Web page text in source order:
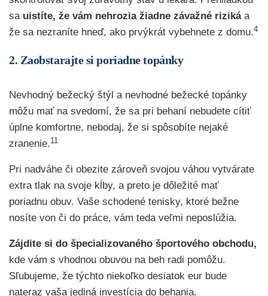
sa uistíte, že vám nehrozia žiadne závažné rizikáa
že sa nezraníte hneď, ako prvýkrát vybehnete z domu.4
2. Zaobstarajte si poriadne topánky
Nevhodný bežecký štýl a nevhodné bežecké topánky
môžu mať na svedomí, že sa pri behaní nebudete cítiť
úplne komfortne, nebodaj, že si spôsobíte nejaké
zranenie.11
Pri nadváhe či obezite zároveň svojou váhou vytvárate
extra tlak na svoje kĺby, a preto je dôležité mať
poriadnu obuv. Vaše schodené tenisky, ktoré bežne
nosíte von či do práce, vám teda veľmi neposlúžia.
Zájdite si do špecializovaného športového obchodu,
kde vám s vhodnou obuvou na beh radi pomôžu.
Sľubujeme, že týchto niekoľko desiatok eur bude
nateraz vaša jediná investícia do behania.